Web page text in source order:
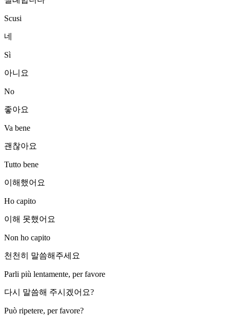
Scusi
네
Sì
아니요
No
좋아요
Va bene
괜찮아요
Tutto bene
이해했어요
Ho capito
이해 못했어요
Non ho capito
천천히 말씀해주세요
Parli più lentamente, per favore
다시 말씀해 주시겠어요?
Può ripetere, per favore?